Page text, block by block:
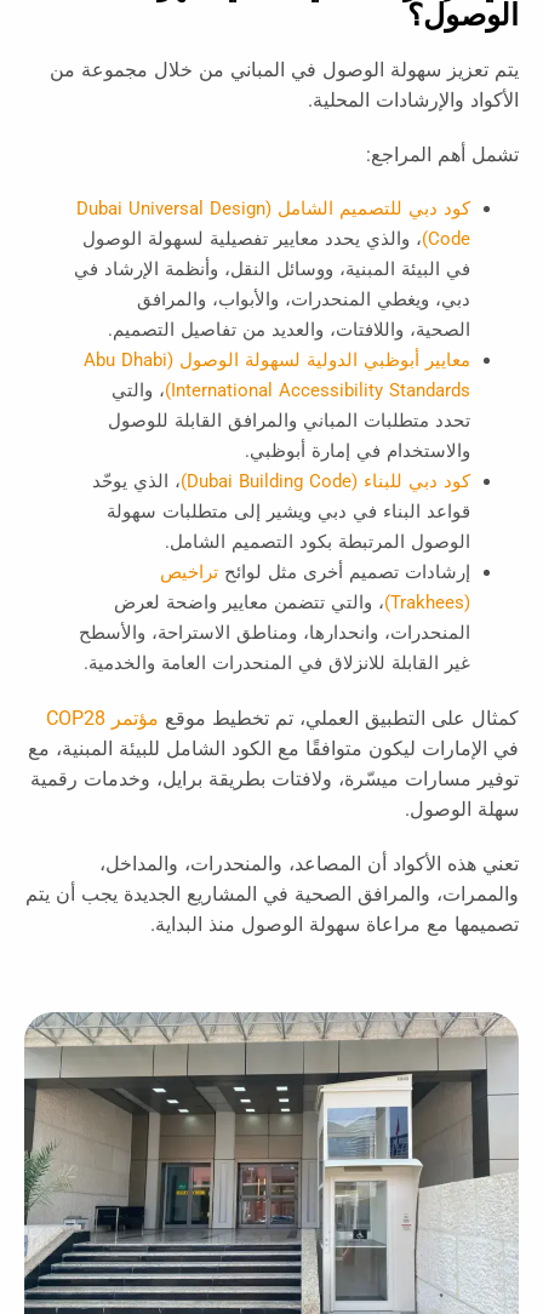
الوصول؟
يتم تعزيز سهولة الوصول في المباني من خلال مجموعة من
الأكواد والإرشادات المحلية.
تشمل أهم المراجع:
كود دبي للتصميم الشامل (Dubai Universal Design
Code) ، والذي يحدد معايير تفصيلية لسهولة الوصول
في البيئة المبنية، ووسائل النقل، وأنظمة الإرشاد في
دبي، ويغطي المنحدرات، والأبواب، والمرافق
الصحية، واللافتات، والعديد من تفاصيل التصميم.
معايير أبوظبي الدولية لسهولة الوصول (Abu Dhabi
International Accessibility Standards) ، والتي
تحدد متطلبات المباني والمرافق القابلة للوصول
والاستخدام في إمارة أبوظبي.
كود دبي للبناء (Dubai Building Code)
، الذي يوحّد
قواعد البناء في دبي ويشير إلى متطلبات سهولة
الوصول المرتبطة بكود التصميم الشامل.
إرشادات تصميم أخرى مثل لوائح تراخيص
(Trakhees)
، والتي تتضمن معايير واضحة لعرض
المنحدرات، وانحدارها، ومناطق الاستراحة، والأسطح
غير القابلة للانزلاق في المنحدرات العامة والخدمية.
كمثال على التطبيق العملي، تم تخطيط موقع مؤتمر COP28
في الإمارات ليكون متوافقًا مع الكود الشامل للبيئة المبنية، مع
توفير مسارات ميسّرة، ولافتات بطريقة برايل، وخدمات رقمية
سهلة الوصول.
تعني هذه الأكواد أن المصاعد، والمنحدرات، والمداخل،
والممرات، والمرافق الصحية في المشاريع الجديدة يجب أن يتم
تصميمها مع مراعاة سهولة الوصول منذ البداية.